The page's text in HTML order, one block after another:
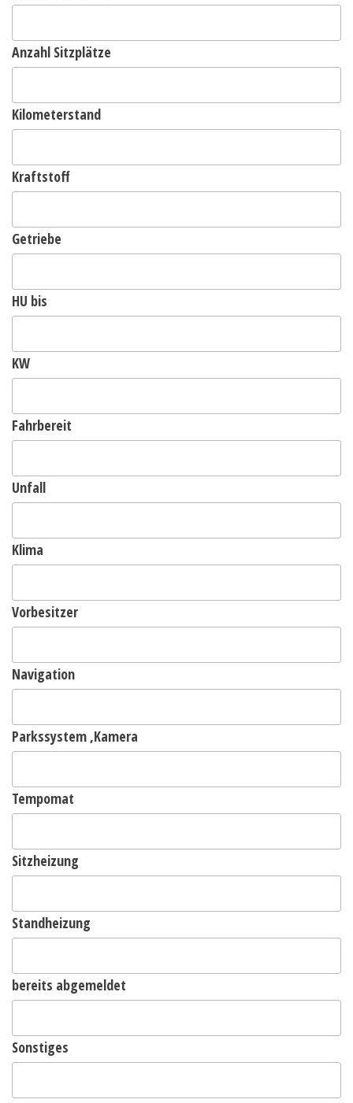
Anzahl Sitzplätze
Kilometerstand
Kraftstoff
Getriebe
HU bis
KW
Fahrbereit
Unfall
Klima
Vorbesitzer
Navigation
Parkssystem ,Kamera
Tempomat
Sitzheizung
Standheizung
bereits abgemeldet
Sonstiges